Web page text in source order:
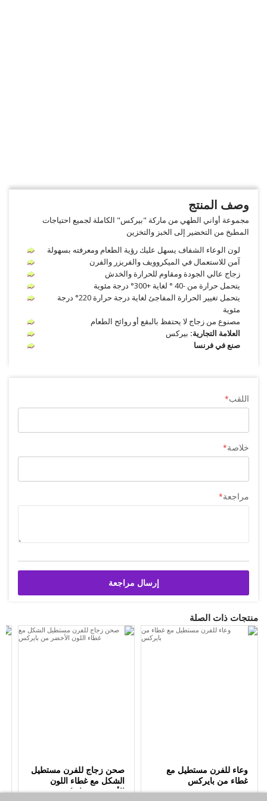
وصف المنتج
مجموعة أواني الطهي من ماركة "بيركس" الكاملة لجميع احتياجات
المطبخ من التخضير إلى الخبز والتخزين
لون الوعاء الشفاف يسهل عليك رؤية الطعام ومعرفته بسهولة
آمن للاستعمال في الميكروويف والفريزر والفرن
زجاج عالي الجودة ومقاوم للحرارة والخدش
يتحمل حرارة من -40 ° لغاية +300° درجة مئوية
يتحمل تغيير الحرارة المفاجئ لغاية درجة حرارة 220° درجة
مئوية
مصنوع من زجاج لا يحتفظ بالبقع أو روائح الطعام
العلامة التجارية: بيركس
صنع في فرنسا
اللقب
خلاصة
مراجعة
إرسال مراجعة
منتجات ذات الصلة
وعاء للفرن مستطيل مع
غطاء من بايركس
صحن زجاج للفرن مستطيل
الشكل مع غطاء اللون
الأخضر من بايركس